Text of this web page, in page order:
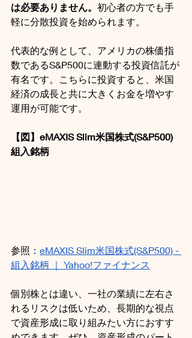
は必要ありません。 初心者の方でも手
軽に分散投資を始められます。
代表的な例として、アメリカの株価指
数であるS&P500に連動する投資信託が
有名です。こちらに投資すると、米国
経済の成長と共に大きくお金を増やす
運用が可能です。
【図】eMAXIS Slim米国株式(S&P500)
組入銘柄
参照： eMAXIS Slim米国株式(S&P500) -
組入銘柄 ｜ Yahoo!ファイナンス
個別株とは違い、一社の業績に左右さ
れるリスクは低いため、長期的な視点
で資産形成に取り組みたい方におすす